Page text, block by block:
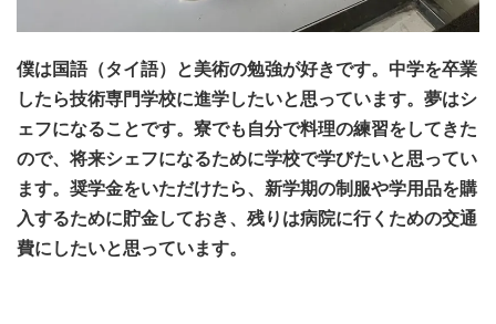
僕は国語（タイ語）と美術の勉強が好きです。中学を卒業
したら技術専門学校に進学したいと思っています。夢はシ
ェフになることです。寮でも自分で料理の練習をしてきた
ので、将来シェフになるために学校で学びたいと思ってい
ます。奨学金をいただけたら、新学期の制服や学用品を購
入するために貯金しておき、残りは病院に行くための交通
費にしたいと思っています。